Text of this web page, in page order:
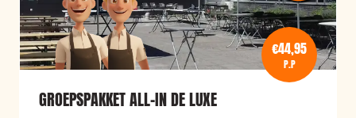
€44,95
P.P
GROEPSPAKKET ALL-IN DE LUXE